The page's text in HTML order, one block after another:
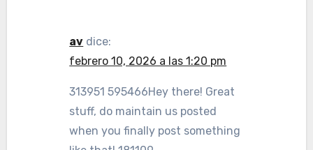
av dice:
febrero 10, 2026 a las 1:20 pm
313951 595466Hey there! Great
stuff, do maintain us posted
when you finally post something